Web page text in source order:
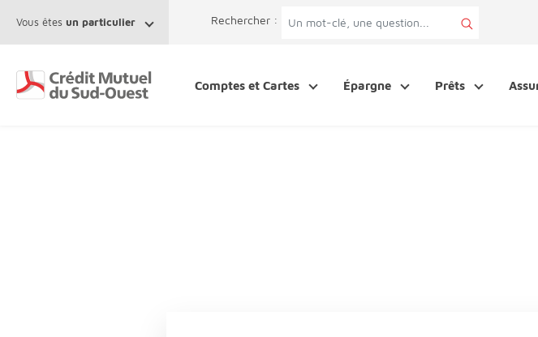
Vous êtes un particulier Rechercher :
Comptes et Cartes Épargne Prêts